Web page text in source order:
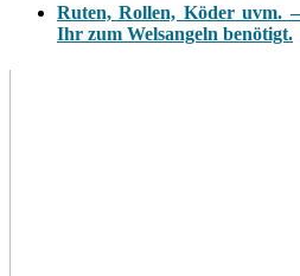
Ruten, Rollen, Köder uvm.
Ihr zum Welsangeln benötigt.